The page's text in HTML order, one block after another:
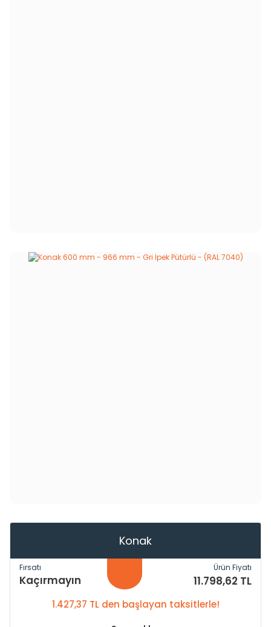
Konak
Fırsatı
Kaçırmayın
Ürün Fiyatı
11.798,62 TL
1.427,37 TL den başlayan taksitlerle!